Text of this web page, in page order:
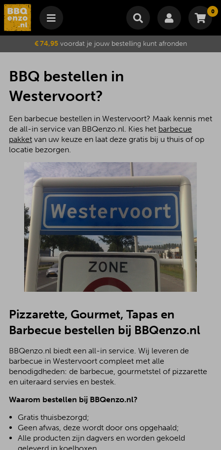
0
Winkelmand
Je winkelwagen is momenteel leeg.
Subtotaal €
Wijzig winkelmand
€ 74,95voordat je jouw bestelling kunt afronden
BBQ bestellen in
Westervoort?
Een barbecue bestellen in Westervoort? Maak kennis met
de all-in service van BBQenzo.nl. Kies het barbecue
pakketvan uw keuze en laat deze gratis bij u thuis of op
locatie bezorgen.
Pizzarette, Gourmet, Tapas en
Barbecue bestellen bij BBQenzo.nl
BBQenzo.nl biedt een all-in service. Wij leveren de
barbecue in Westervoort compleet met alle
benodigdheden: de barbecue, gourmetstel of pizzarette
en uiteraard servies en bestek.
Waarom bestellen bij BBQenzo.nl?
Gratis thuisbezorgd;
Geen afwas, deze wordt door ons opgehaald;
Alle producten zijn dagvers en worden gekoeld